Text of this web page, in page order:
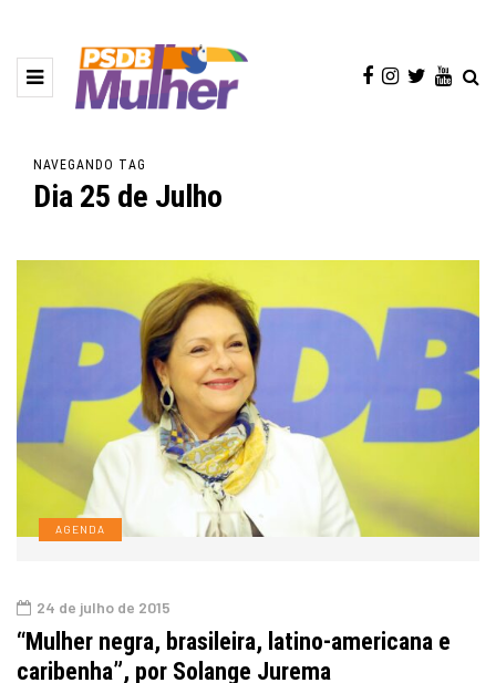
NAVEGANDO TAG
Dia 25 de Julho
AGENDA
24 de julho de 2015
“Mulher negra, brasileira, latino-americana e
caribenha”, por Solange Jurema